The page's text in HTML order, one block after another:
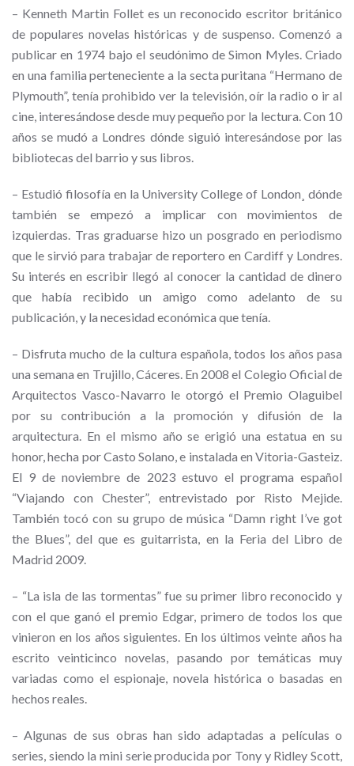
– Kenneth Martin Follet es un reconocido escritor británico
de populares novelas históricas y de suspenso. Comenzó a
publicar en 1974 bajo el seudónimo de Simon Myles. Criado
en una familia perteneciente a la secta puritana “Hermano de
Plymouth”, tenía prohibido ver la televisión, oír la radio o ir al
cine, interesándose desde muy pequeño por la lectura. Con 10
años se mudó a Londres dónde siguió interesándose por las
bibliotecas del barrio y sus libros.
– Estudió filosofía en la University College of London¸ dónde
también se empezó a implicar con movimientos de
izquierdas. Tras graduarse hizo un posgrado en periodismo
que le sirvió para trabajar de reportero en Cardiff y Londres.
Su interés en escribir llegó al conocer la cantidad de dinero
que había recibido un amigo como adelanto de su
publicación, y la necesidad económica que tenía.
– Disfruta mucho de la cultura española, todos los años pasa
una semana en Trujillo, Cáceres. En 2008 el Colegio Oficial de
Arquitectos Vasco-Navarro le otorgó el Premio Olaguibel
por su contribución a la promoción y difusión de la
arquitectura. En el mismo año se erigió una estatua en su
honor, hecha por Casto Solano, e instalada en Vitoria-Gasteiz.
El 9 de noviembre de 2023 estuvo el programa español
“Viajando con Chester”, entrevistado por Risto Mejide.
También tocó con su grupo de música “Damn right I’ve got
the Blues”, del que es guitarrista,
en la Feria del Libro de
Madrid 2009.
– “La isla de las tormentas” fue su primer libro reconocido y
con el que ganó el premio Edgar, primero de todos los que
vinieron en los años siguientes. En los últimos veinte años ha
escrito veinticinco novelas, pasando por temáticas muy
variadas como el espionaje, novela histórica o basadas en
hechos reales.
– Algunas de sus obras han sido adaptadas a películas o
series, siendo la mini serie producida por Tony y Ridley Scott,